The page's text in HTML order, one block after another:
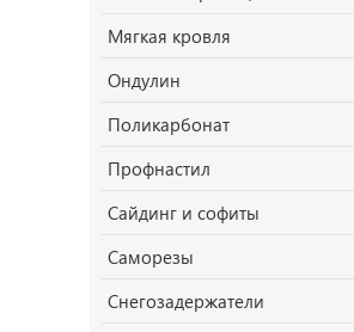
Мягкая кровля
Ондулин
Поликарбонат
Профнастил
Сайдинг и софиты
Саморезы
Снегозадержатели